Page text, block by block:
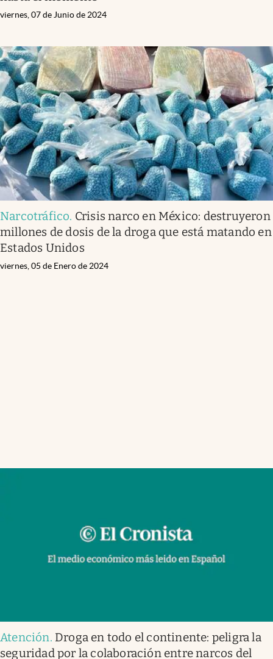
viernes, 07 de Junio de 2024
Narcotráfico. Crisis narco en México: destruyeron
millones de dosis de la droga que está matando en
Estados Unidos
viernes, 05 de Enero de 2024
Atención. Droga en todo el continente: peligra la
seguridad por la colaboración entre narcos del